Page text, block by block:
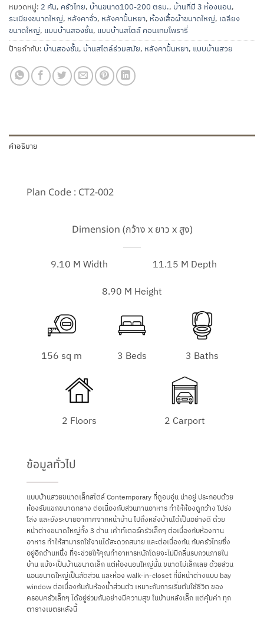
หมวดหมู่: 2 คัน, ครัวไทย, บ้านขนาด100-200 ตรม., บ้านที่มี 3 ห้องนอน,
ระเบียงขนาดใหญ่, หลังคาจั่ว, หลังคาปั้นหยา, ห้องเสื้อผ้าขนาดใหญ่, เฉลียง
ขนาดใหญ่, แบบบ้านสองชั้น, แบบบ้านสไตล์ คอนเทมโพรารี่
ป้ายกำกับ: บ้านสองชั้น, บ้านสไตล์ร่วมสมัย, หลังคาปั้นหยา, แบบบ้านสวย
คำอธิบาย
Plan Code : CT2-002
Dimension (กว้าง x ยาว x สูง)
9.10 M Width
11.15 M Depth
8.90 M Height
156 sq m 3 Beds 3 Baths
2 Floors 2 Carport
ข้อมูลทั่วไป
แบบบ้านสวยขนาดเล็กสไตล์ Contemporary ที่ดูอบอุ่น น่าอยู่ ประกอบด้วย
ห้องรับแขกขนาดกลาง ต่อเนื่องกับส่วนทานอาหาร ทำให้ห้องดูกว้าง โปร่ง
โล่ง และยังระบายอากาศจากหน้าบ้าน ไปถึงหลังบ้านได้เป็นอย่างดี ด้วย
หน้าต่างขนาดใหญ่ทั้ง 3 ด้าน เค้าท์เตอร์ครัวเล็กๆ ต่อเนื่องกับห้องทาน
อาหาร ทำให้สามารถใช้งานได้สะดวกสบาย และต่อเนื่องกัน กับครัวไทยซึ่ง
อยู่อีกด้านหนึ่ง ที่จะช่วยให้คุณทำอาหารหนักโดยจะไม่มีกลิ่นรบกวนภายใน
บ้าน แม้จะเป็นบ้านขนาดเล็ก แต่ห้องนอนใหญ่นั้น ขนาดไม่เล็กเลย ด้วยส่วน
นอนขนาดใหญ่เป็นสัดส่วน และห้อง walk-in-closet ที่มีหน้าต่างแบบ bay
window ต่อเนื่องกันกับห้องน้ำส่วนตัว เหมาะกับการเริ่มต้นใช้ชีวิต ของ
ครอบครัวเล็กๆ ได้อยู่ร่วมกันอย่างมีความสุข ในบ้านหลังเล็ก แต่คุ้มค่า ทุก
ตารางเมตรหลังนี้